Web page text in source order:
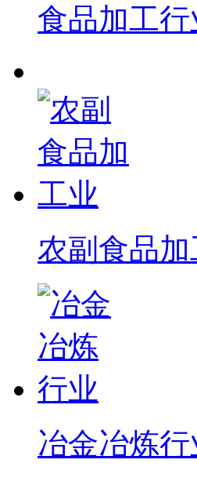
食品加工行
农副食品加
冶金冶炼行